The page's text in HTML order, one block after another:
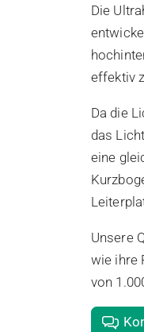
Die
effektiv
Da die
das
eine
Unsere
wie ihre
von